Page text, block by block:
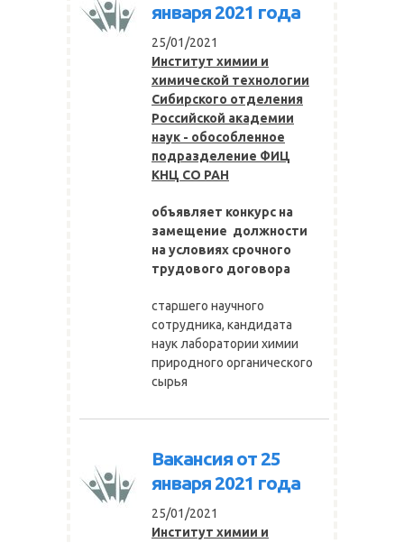
января 2021 года
25/01/2021
Институт химии и
химической технологии
Сибирского отделения
Российской академии
наук - обособленное
подразделение ФИЦ
КНЦ СО РАН
объявляет конкурс на
замещение должности
на условиях срочного
трудового договора
старшего научного
сотрудника, кандидата
наук лаборатории химии
природного органического
сырья
Вакансия от 25
января 2021 года
25/01/2021
Институт химии и